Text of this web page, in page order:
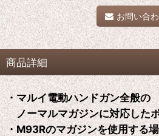
お問い合
商品詳細
・マルイ電動ハンドガン全般の
ノーマルマガジンに対応した
・M93Rのマガジンを使用する